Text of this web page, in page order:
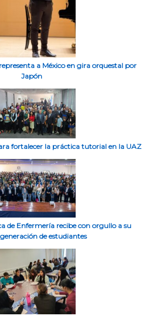
a México en gira orquestal por
Japón
fortalecer la práctica tutorial en la UAZ
de Enfermería recibe con orgullo a su
de estudiantes